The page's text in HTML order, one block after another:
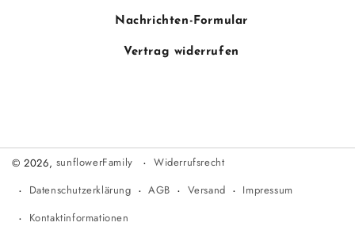
Nachrichten-Formular
Vertrag widerrufen
© 2026, sunflowerFamily
Widerrufsrecht
Datenschutzerklärung
AGB Versand
Impressum
Kontaktinformationen